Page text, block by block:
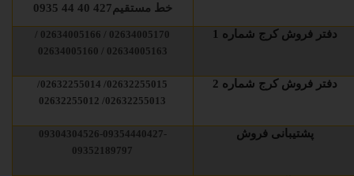
خط مستقیم427 40 44 0935
دفتر فروش کرج شماره 1
02634005170 / 02634005166 /
02634005163 / 02634005160
دفتر فروش کرج شماره 2
02632255015/ 02632255014/
02632255013/ 02632255012
پشتیبانی فروش
09304304526-09354440427-
09352189797